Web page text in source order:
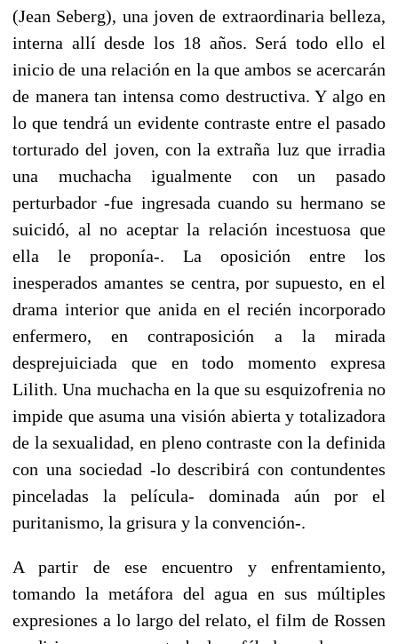
(Jean Seberg), una joven de extraordinaria belleza,
interna allí desde los 18 años. Será todo ello el
inicio de una relación en la que ambos se acercarán
de manera tan intensa como destructiva. Y algo en
lo que tendrá un evidente contraste entre el pasado
torturado del joven, con la extraña luz que irradia
una muchacha igualmente con un pasado
perturbador -fue ingresada cuando su hermano se
suicidó, al no aceptar la relación incestuosa que
ella le proponía-. La oposición entre los
inesperados amantes se centra, por supuesto, en el
drama interior que anida en el recién incorporado
enfermero, en contraposición a la mirada
desprejuiciada que en todo momento expresa
Lilith. Una muchacha en la que su esquizofrenia no
impide que asuma una visión abierta y totalizadora
de la sexualidad, en pleno contraste con la definida
con una sociedad -lo describirá con contundentes
pinceladas la película- dominada aún por el
puritanismo, la grisura y la convención-.
A partir de ese encuentro y enfrentamiento,
tomando la metáfora del agua en sus múltiples
expresiones a lo largo del relato, el film de Rossen